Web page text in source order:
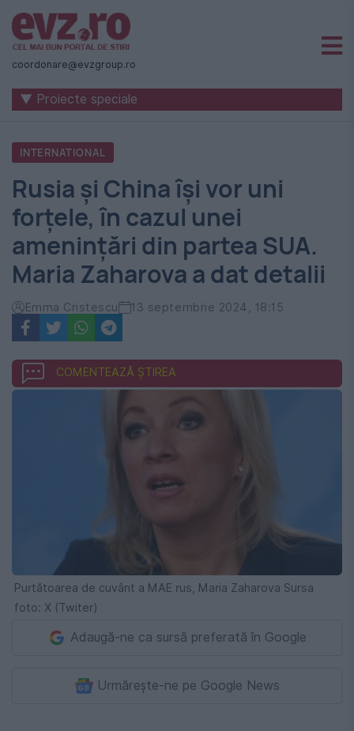
Știri
naționale
internaționale
România
-
Evenimentul
Zilei
coordonare@evzgroup.ro
▼ Proiecte speciale
INTERNATIONAL
Rusia și China își vor uni
forțele, în cazul unei
amenințări din partea SUA.
Maria Zaharova a dat detalii
Emma Cristescu 13 septembrie 2024, 18:15
COMENTEAZĂ ȘTIREA
Purtătoarea de cuvânt a MAE rus, Maria Zaharova Sursa
foto: X (Twiter)
Adaugă-ne ca sursă preferată în Google
Urmărește-ne pe Google News